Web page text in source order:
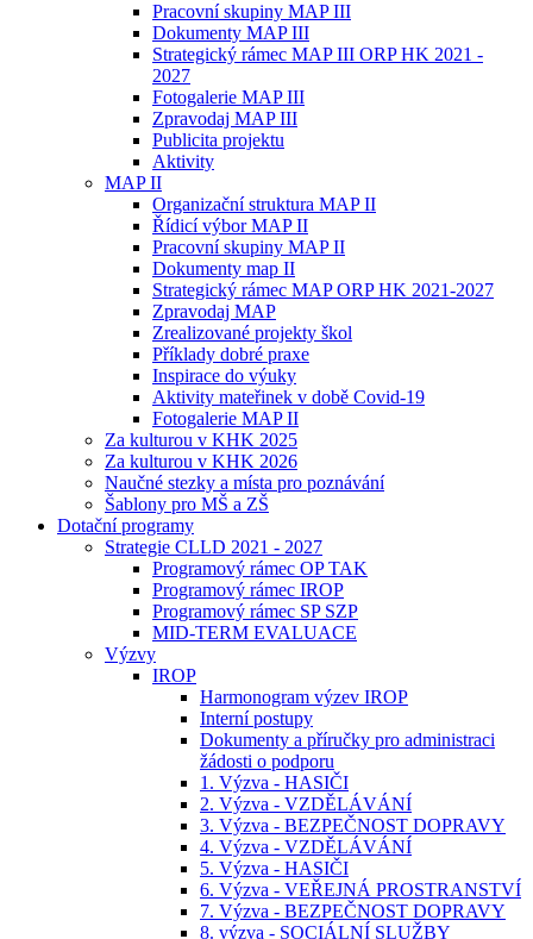
Pracovní skupiny MAP III
Dokumenty MAP III
Strategický rámec MAP III ORP HK 2021 -
2027
Fotogalerie MAP III
Zpravodaj MAP III
Publicita projektu
Aktivity
MAP II
Organizační struktura MAP II
Řídicí výbor MAP II
Pracovní skupiny MAP II
Dokumenty map II
Strategický rámec MAP ORP HK 2021-2027
Zpravodaj MAP
Zrealizované projekty škol
Příklady dobré praxe
Inspirace do výuky
Aktivity mateřinek v době Covid-19
Fotogalerie MAP II
Za kulturou v KHK 2025
Za kulturou v KHK 2026
Naučné stezky a místa pro poznávání
Šablony pro MŠ a ZŠ
Dotační programy
Strategie CLLD 2021 - 2027
Programový rámec OP TAK
Programový rámec IROP
Programový rámec SP SZP
MID-TERM EVALUACE
Výzvy
IROP
Harmonogram výzev IROP
Interní postupy
Dokumenty a příručky pro administraci
žádosti o podporu
1. Výzva - HASIČI
2. Výzva - VZDĚLÁVÁNÍ
3. Výzva - BEZPEČNOST DOPRAVY
4. Výzva - VZDĚLÁVÁNÍ
5. Výzva - HASIČI
6. Výzva - VEŘEJNÁ PROSTRANSTVÍ
7. Výzva - BEZPEČNOST DOPRAVY
8. výzva - SOCIÁLNÍ SLUŽBY